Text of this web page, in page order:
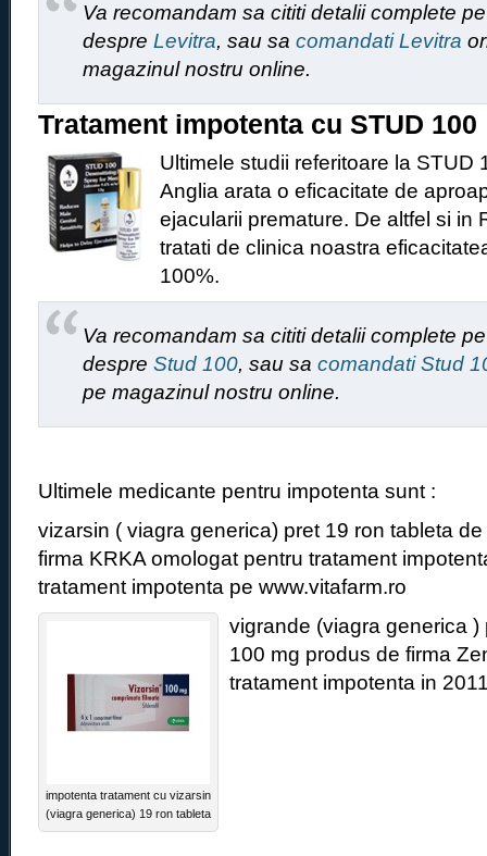
Va recomandam sa cititi detalii complete
despre Levitra, sau sa comandati Levitra
magazinul nostru online.
Tratament impotenta cu STUD 100
Ultimele studii referitoare la STUD
Anglia arata o eficacitate de
ejacularii premature. De altfel si in
tratati de clinica noastra
100%.
Va recomandam sa cititi detalii complete
despre Stud 100, sau sa comandati Stud
pe magazinul nostru online.
Ultimele medicante pentru impotenta sunt :
vizarsin ( viagra generica) pret 19 ron tableta
firma KRKA omologat pentru tratament
tratament impotenta pe www.vitafarm.ro
impotenta tratament cu vizarsin
(viagra generica) 19 ron tableta
vigrande (viagra generica
100 mg produs de firma
tratament impotenta in